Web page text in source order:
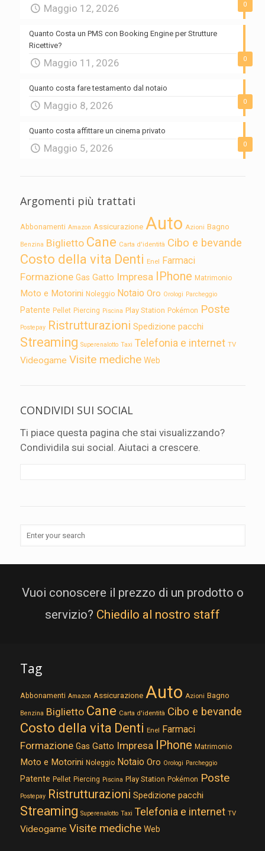
0
Maggio 12, 2026
0
Quanto Costa un PMS con Booking Engine per Strutture
Ricettive?
Maggio 11, 2026
0
Quanto costa fare testamento dal notaio
Maggio 8, 2026
0
Quanto costa affittare un cinema privato
Maggio 5, 2026
Argomenti più trattati
Abbonamenti Amazon Assicurazione Auto Azioni Bagno
Benzina Biglietto Cane Carta d'identità Cibo e bevande
Costo della vita Denti Enel Farmaci
Formazione Gas Gatto Impresa IPhone Matrimonio
Moto e Motorini Noleggio Notaio Oro Orologi Parcheggio
Patente Pellet Piercing Piscina Play Station Pokémon Poste
Postepay Ristrutturazioni Spedizione pacchi
Streaming Superenalotto Taxi Telefonia e internet TV
Videogame Visite mediche Web
CONDIVIDI SUI SOCIAL
Ti piace questa pagina che stai visualizzando?
Condividila sui social. Aiutaci a crescere.
Vuoi conoscere il prezzo di un prodotto o
servizio? Chiedilo al nostro staff
Tag
Abbonamenti Amazon Assicurazione Auto Azioni Bagno
Benzina Biglietto Cane Carta d'identità Cibo e bevande
Costo della vita Denti Enel Farmaci
Formazione Gas Gatto Impresa IPhone Matrimonio
Moto e Motorini Noleggio Notaio Oro Orologi Parcheggio
Patente Pellet Piercing Piscina Play Station Pokémon Poste
Postepay Ristrutturazioni Spedizione pacchi
Streaming Superenalotto Taxi Telefonia e internet TV
Videogame Visite mediche Web